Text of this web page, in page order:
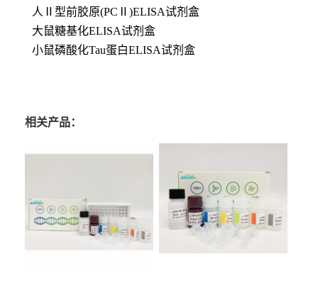
人Ⅱ型前胶原(PCⅡ)ELISA试剂盒
大鼠糖基化ELISA试剂盒
小鼠磷酸化Tau蛋白ELISA试剂盒
相关产品：